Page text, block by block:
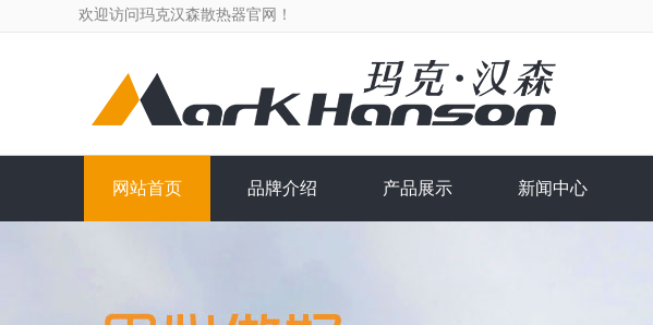
欢迎访问玛克汉森散热器官网！
网站首页 品牌介绍 产品展示 新闻中心